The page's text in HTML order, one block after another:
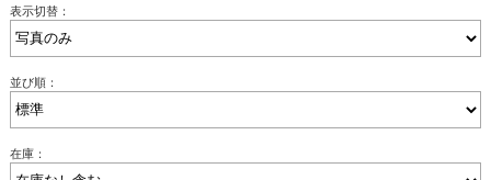
表示切替：
並び順：
在庫：